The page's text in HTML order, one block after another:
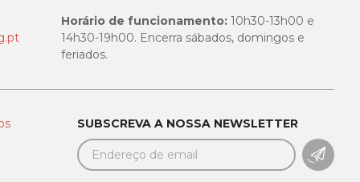
Horário de funcionamento:10h30-13h00 e
14h30-19h00. Encerra sábados, domingos e
feriados.
SUBSCREVA A NOSSA NEWSLETTER